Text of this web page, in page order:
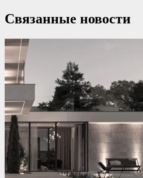
Связанные новости